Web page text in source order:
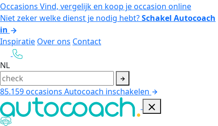
Occasions Vind, vergelijk en koop je occasion online
Niet zeker welke dienst je nodig hebt?Schakel Autocoach
in
Inspiratie Over ons Contact
NL
85.159occasions Autocoach inschakelen